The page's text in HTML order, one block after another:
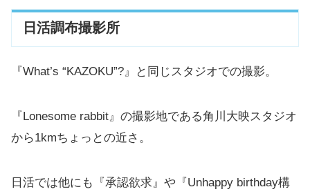
日活調布撮影所
『What’s “KAZOKU”?』と同じスタジオでの撮影。
『Lonesome rabbit』の撮影地である角川大映スタジオ
から1kmちょっとの近さ。
日活では他にも『承認欲求』や『Unhappy birthday構